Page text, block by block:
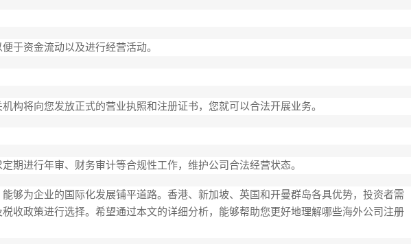
于资金流动以及进行经营活动。
构将向您发放正式的营业执照和注册证书，您就可以合法开展业务。
期进行年审、财务审计等合规性工作，维护公司合法经营状态。
能够为企业的国际化发展铺平道路。香港、新加坡、英国和开曼群岛各具优势，投资者需
收政策进行选择。希望通过本文的详细分析，能够帮助您更好地理解哪些海外公司注册